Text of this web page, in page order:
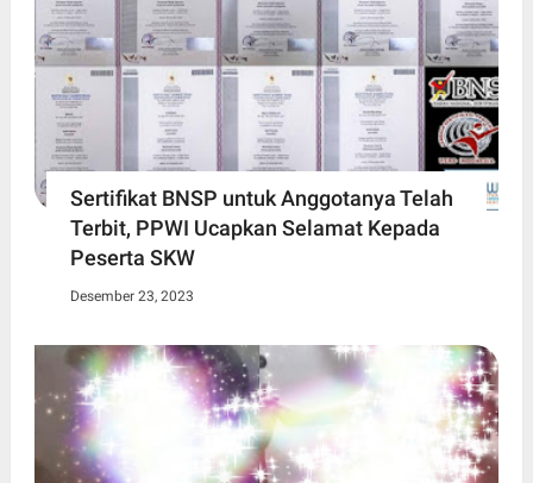
Sertifikat BNSP untuk Anggotanya Telah
Terbit, PPWI Ucapkan Selamat Kepada
Peserta SKW
Desember 23, 2023